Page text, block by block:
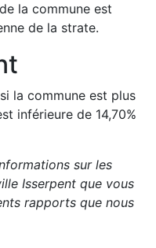
la commune est
de la strate.
la commune est plus
inférieure de 14,70%
sur les
Isserpent que vous
rapports que nous